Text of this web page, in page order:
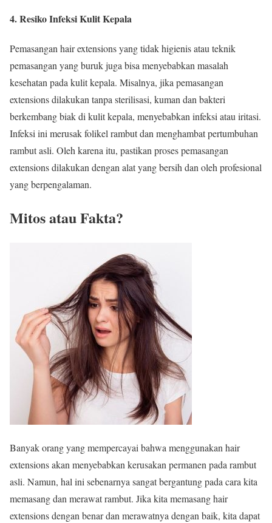
4. Resiko Infeksi Kulit Kepala
Pemasangan hair extensions yang tidak higienis atau teknik
pemasangan yang buruk juga bisa menyebabkan masalah
kesehatan pada kulit kepala. Misalnya, jika pemasangan
extensions dilakukan tanpa sterilisasi, kuman dan bakteri
berkembang biak di kulit kepala, menyebabkan infeksi atau iritasi.
Infeksi ini merusak folikel rambut dan menghambat pertumbuhan
rambut asli. Oleh karena itu, pastikan proses pemasangan
extensions dilakukan dengan alat yang bersih dan oleh profesional
yang berpengalaman.
Mitos atau Fakta?
Banyak orang yang mempercayai bahwa menggunakan hair
extensions akan menyebabkan kerusakan permanen pada rambut
asli. Namun, hal ini sebenarnya sangat bergantung pada cara kita
memasang dan merawat rambut. Jika kita memasang hair
extensions dengan benar dan merawatnya dengan baik, kita dapat